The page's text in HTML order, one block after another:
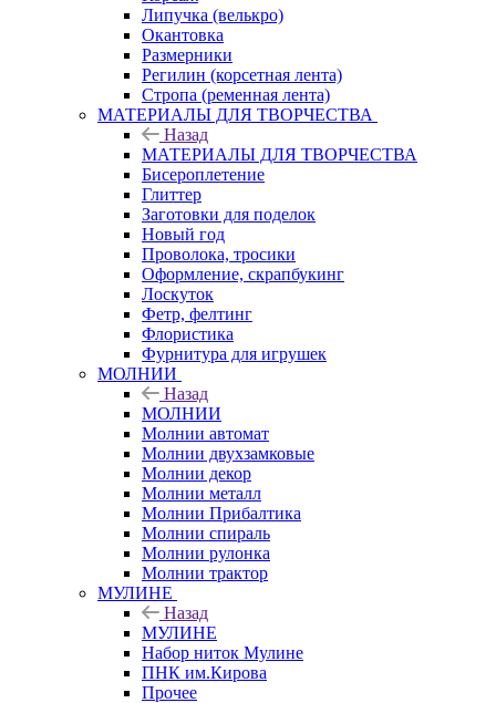
Липучка (велькро)
Окантовка
Размерники
Регилин (корсетная лента)
Стропа (ременная лента)
МАТЕРИАЛЫ ДЛЯ ТВОРЧЕСТВА
Назад
МАТЕРИАЛЫ ДЛЯ ТВОРЧЕСТВА
Бисероплетение
Глиттер
Заготовки для поделок
Новый год
Проволока, тросики
Оформление, скрапбукинг
Лоскуток
Фетр, фелтинг
Флористика
Фурнитура для игрушек
МОЛНИИ
Назад
МОЛНИИ
Молнии автомат
Молнии двухзамковые
Молнии декор
Молнии металл
Молнии Прибалтика
Молнии спираль
Молнии рулонка
Молнии трактор
МУЛИНЕ
Назад
МУЛИНЕ
Набор ниток Мулине
ПНК им.Кирова
Прочее